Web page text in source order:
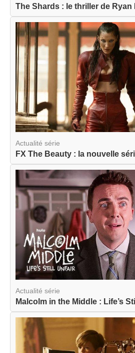
The Shards : le thriller de
Actualité série
Actualité série
Malcolm in the Middle : Life’s